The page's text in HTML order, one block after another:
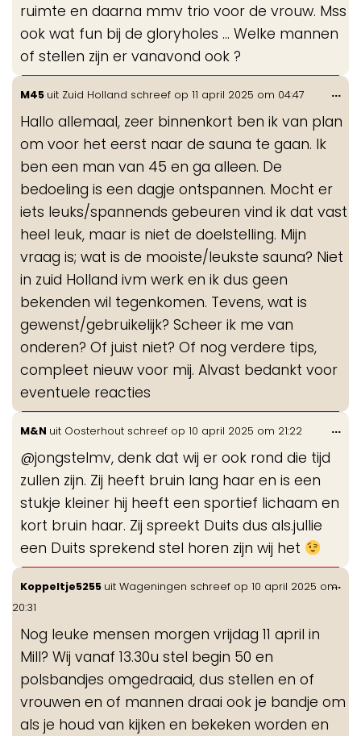
ruimte en daarna mmv trio voor de vrouw. Mss
ook wat fun bij de gloryholes … Welke mannen
of stellen zijn er vanavond ook ?
M45 uit Zuid Holland schreef op 11 april 2025 om 04:47
Hallo allemaal, zeer binnenkort ben ik van plan
om voor het eerst naar de sauna te gaan. Ik
ben een man van 45 en ga alleen. De
bedoeling is een dagje ontspannen. Mocht er
iets leuks/spannends gebeuren vind ik dat vast
heel leuk, maar is niet de doelstelling. Mijn
vraag is; wat is de mooiste/leukste sauna? Niet
in zuid Holland ivm werk en ik dus geen
bekenden wil tegenkomen. Tevens, wat is
gewenst/gebruikelijk? Scheer ik me van
onderen? Of juist niet? Of nog verdere tips,
compleet nieuw voor mij. Alvast bedankt voor
eventuele reacties
...
M&N uit Oosterhout schreef op 10 april 2025 om 21:22
@jongstelmv, denk dat wij er ook rond die tijd
zullen zijn. Zij heeft bruin lang haar en is een
stukje kleiner hij heeft een sportief lichaam en
kort bruin haar. Zij spreekt Duits dus als.jullie
een Duits sprekend stel horen zijn wij het
...
Koppeltje5255 uit Wageningen schreef op 10 april 2025 om
20:31
Nog leuke mensen morgen vrijdag 11 april in
Mill? Wij vanaf 13.30u stel begin 50 en
polsbandjes omgedraaid, dus stellen en of
vrouwen en of mannen draai ook je bandje om
als je houd van kijken en bekeken worden en
...